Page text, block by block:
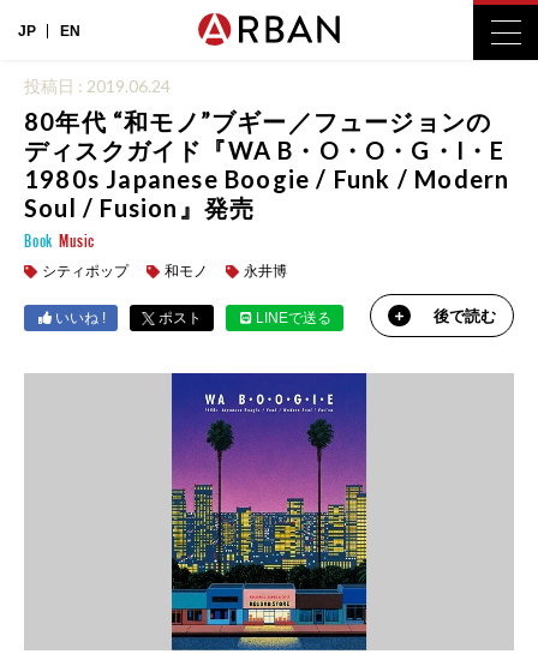
JP EN
投稿日 : 2019.06.24
80年代 “和モノ”ブギー／フュージョンの
ディスクガイド『WA B・O・O・G・I・E
1980s Japanese Boogie / Funk / Modern
Soul / Fusion』発売
Book Music
シティポップ 和モノ 永井博
いいね ! ポスト LINEで送る 後で読む